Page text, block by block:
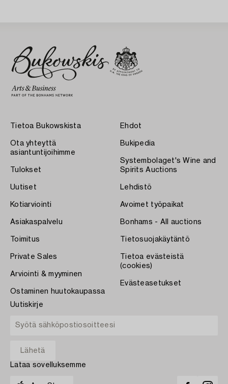
Tietoa Bukowskista
Ota yhteyttä
asiantuntijoihimme
Tulokset
Uutiset
Kotiarviointi
Asiakaspalvelu
Toimitus
Private Sales
Arviointi & myyminen
Ostaminen huutokaupassa
Ehdot
Bukipedia
Systembolaget's Wine and
Spirits Auctions
Lehdistö
Avoimet työpaikat
Bonhams - All auctions
Tietosuojakäytäntö
Tietoa evästeistä
(cookies)
Evästeasetukset
Uutiskirje
Lataa sovelluksemme